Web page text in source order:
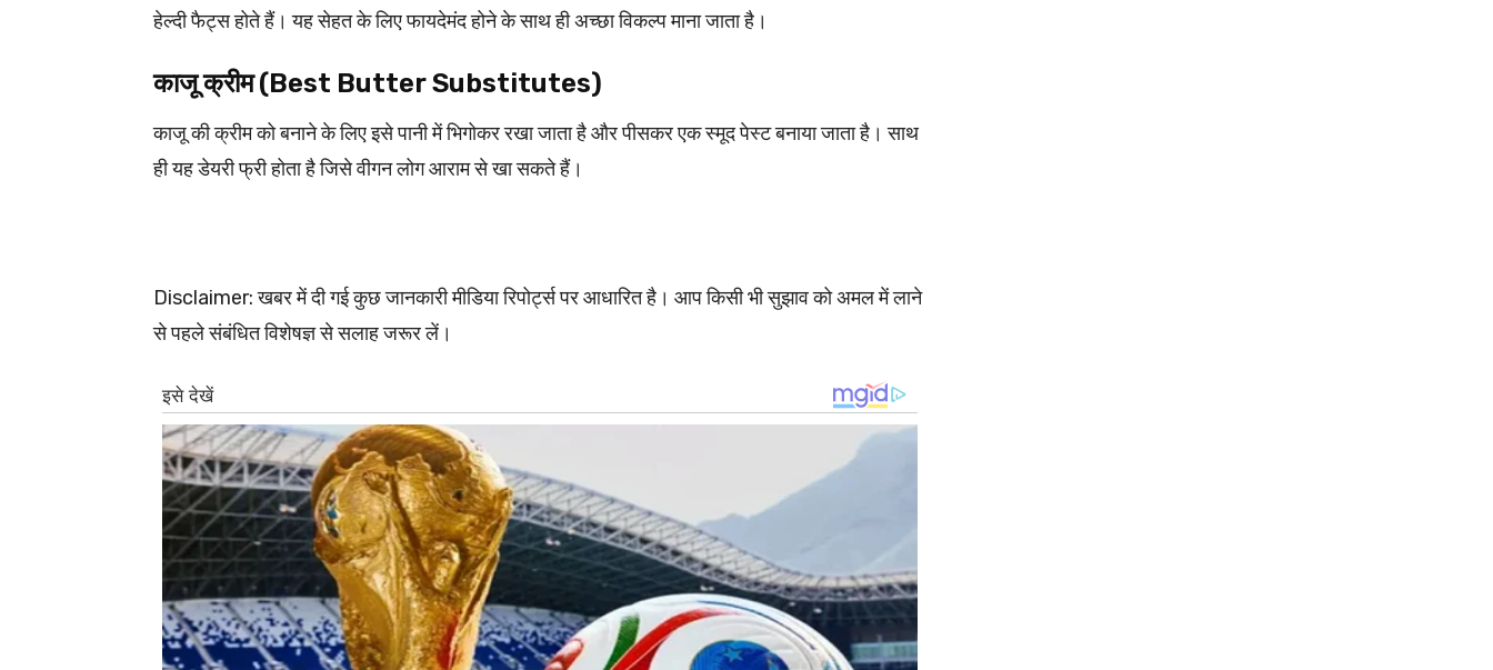
हेल्दी फैट्स होते हैं। यह सेहत के लिए फायदेमंद होने के साथ ही अच्छा विकल्प माना जाता है।
काजू क्रीम (Best Butter Substitutes)
काजू की क्रीम को बनाने के लिए इसे पानी में भिगोकर रखा जाता है और पीसकर एक स्मूद पेस्ट बनाया जाता है। साथ
ही यह डेयरी फ्री होता है जिसे वीगन लोग आराम से खा सकते हैं।
Disclaimer: खबर में दी गई कुछ जानकारी मीडिया रिपोर्ट्स पर आधारित है। आप किसी भी सुझाव को अमल में लाने
से पहले संबंधित विशेषज्ञ से सलाह जरूर लें।